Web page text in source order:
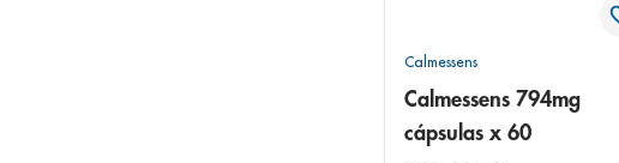
Calmessens
Calmessens 794mg
cápsulas x 60